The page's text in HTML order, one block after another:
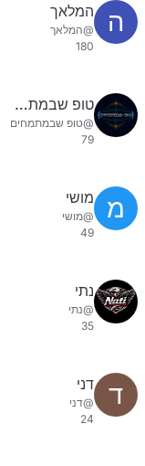
ה המלאך
@המלאך
180
טופ שבמתמחים
@טופ שבמתמחים
79
מ מושי
@מושי
49
נתי
@נתי
35
ד דני
@דני
24